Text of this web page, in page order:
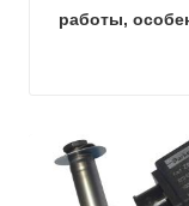
работы,